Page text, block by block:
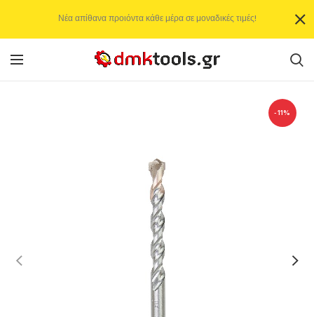
-11%
Νέα απίθανα προιόντα κάθε μέρα σε μοναδικές τιμές!